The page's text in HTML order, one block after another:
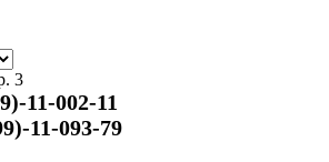
3
11-002-11
11-093-79